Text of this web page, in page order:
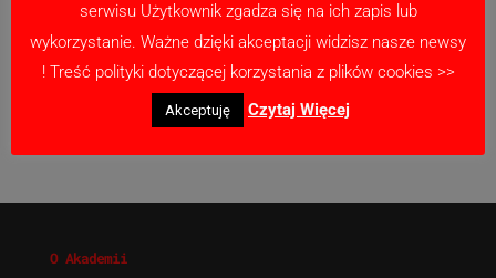
Zapamiętaj moje dane w tej przeglądarce
podczas pisania kolejnych komentarzy.
O Akademii
serwisu Użytkownik zgadza się na ich zapis lub
wykorzystanie. Ważne dzięki akceptacji widzisz nasze newsy
! Treść polityki dotyczącej korzystania z plików cookies >>
Akceptuję Czytaj Więcej